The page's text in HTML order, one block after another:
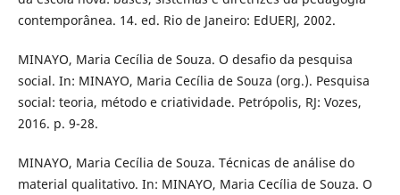
contemporânea. 14. ed. Rio de Janeiro: EdUERJ, 2002.
MINAYO, Maria Cecília de Souza. O desafio da pesquisa
social. In: MINAYO, Maria Cecília de Souza (org.). Pesquisa
social: teoria, método e criatividade. Petrópolis, RJ: Vozes,
2016. p. 9-28.
MINAYO, Maria Cecília de Souza. Técnicas de análise do
material qualitativo. In: MINAYO, Maria Cecília de Souza. O